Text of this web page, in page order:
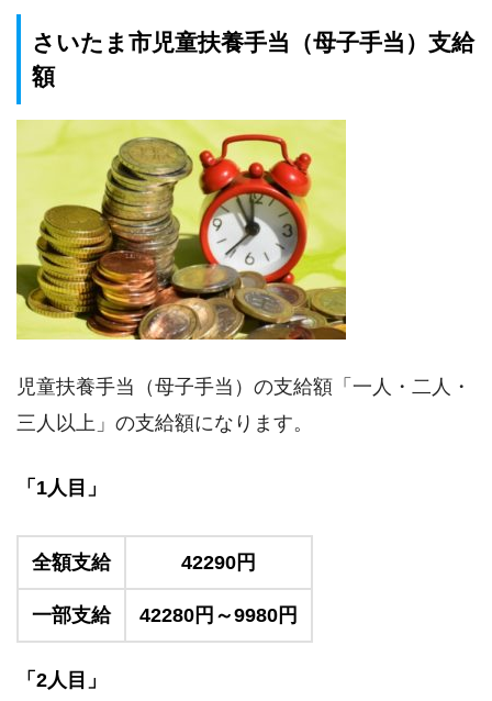
さいたま市児童扶養手当（母子手当）支給
額
児童扶養手当（母子手当）の支給額「一人・二人・
三人以上」の支給額になります。
「1人目」
全額支給 42290円
一部支給 42280円～9980円
「2人目」